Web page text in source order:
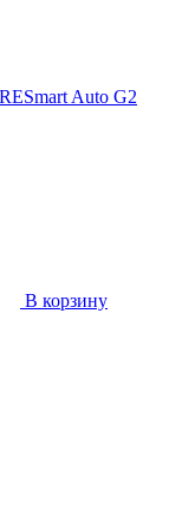
Auto G2
В корзину